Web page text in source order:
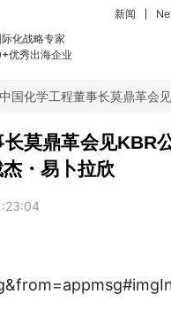
化战略专家
优秀出海企业
新闻
中国化学工程董事长莫鼎革会
莫鼎革会见KBR
・易卜拉欣